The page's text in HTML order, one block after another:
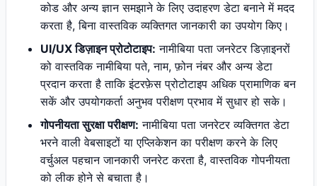
कोड और अन्य ज्ञान समझाने के लिए उदाहरण डेटा बनाने में मदद
करता है, बिना वास्तविक व्यक्तिगत जानकारी का उपयोग किए।
UI/UX डिज़ाइन प्रोटोटाइप: नामीबिया पता जनरेटर डिज़ाइनरों
को वास्तविक नामीबिया पते, नाम, फ़ोन नंबर और अन्य डेटा
प्रदान करता है ताकि इंटरफ़ेस प्रोटोटाइप अधिक प्रामाणिक बन
सकें और उपयोगकर्ता अनुभव परीक्षण प्रभाव में सुधार हो सके।
गोपनीयता सुरक्षा परीक्षण: नामीबिया पता जनरेटर व्यक्तिगत डेटा
भरने वाली वेबसाइटों या एप्लिकेशन का परीक्षण करने के लिए
वर्चुअल पहचान जानकारी जनरेट करता है, वास्तविक गोपनीयता
को लीक होने से बचाता है।